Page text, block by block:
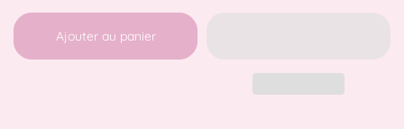
Ajouter au panier